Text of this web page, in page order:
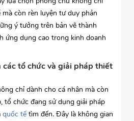
còn rèn luyện tư duy phản
ý tưởng trên bản vẽ thành
ứng dụng cao trong kinh doanh
tổ chức và giải pháp thiết
chỉ dành cho cá nhân mà còn
tổ chức đang sử dụng giải pháp
quốc tế tìm đến. Đây là không gian